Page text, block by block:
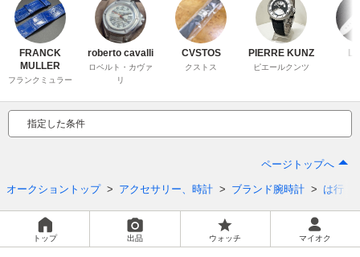
FRANCK
MULLER
フランクミュラー
roberto cavalli
ロベルト・カヴァ
リ
CVSTOS
クストス
PIERRE KUNZ
ピエールクンツ
指定した条件
ページトップへ
オークショントップ アクセサリー、時計 ブランド腕時計 は行
トップ 出品 ウォッチ マイオク